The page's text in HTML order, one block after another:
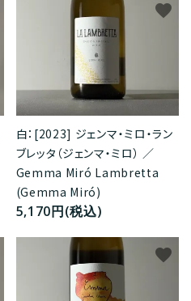
白：[2023] ジェンマ・ミロ・ラン
ブレッタ（ジェンマ・ミロ） ／
Gemma Miró Lambretta
(Gemma Miró)
5,170円(税込)
favorite
favorite